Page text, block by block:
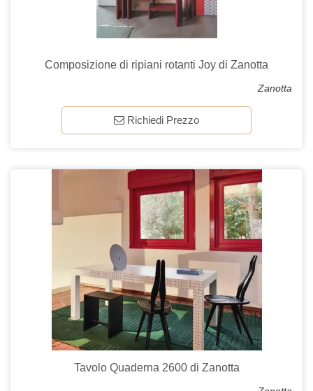
Composizione di ripiani rotanti Joy di Zanotta
Zanotta
Richiedi Prezzo
Tavolo Quaderna 2600 di Zanotta